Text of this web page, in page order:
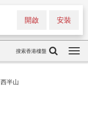
安裝
開啟
搜索香港樓盤
西半山